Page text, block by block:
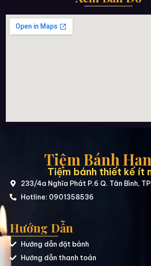
Tiệm Bánh
Tiệm bánh thiết kế ít
233/4a Nghĩa Phát P.6 Q. Tân Bình,
Hotline: 0901358536
Hướng Dẫn
Hướng dẫn đặt bánh
Hướng dẫn thanh toán